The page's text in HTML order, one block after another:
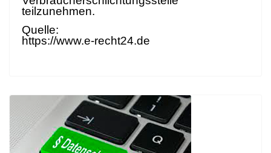
teilzunehmen.
Quelle:
https://www.e-recht24.de